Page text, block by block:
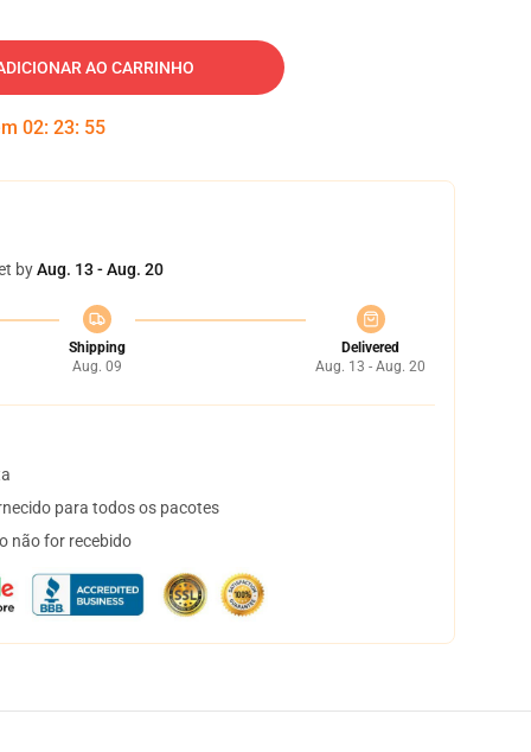
AO CARRINHO
02: 23: 54
byAug. 13 - Aug. 20
Shipping
Aug. 09
Delivered
Aug. 13 - Aug. 20
para todos os pacotes
não for recebido